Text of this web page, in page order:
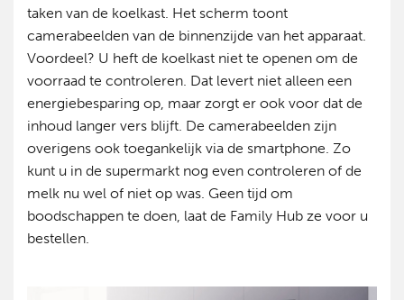
taken van de koelkast. Het scherm toont
camerabeelden van de binnenzijde van het apparaat.
Voordeel? U heft de koelkast niet te openen om de
voorraad te controleren. Dat levert niet alleen een
energiebesparing op, maar zorgt er ook voor dat de
inhoud langer vers blijft. De camerabeelden zijn
overigens ook toegankelijk via de smartphone. Zo
kunt u in de supermarkt nog even controleren of de
melk nu wel of niet op was. Geen tijd om
boodschappen te doen, laat de Family Hub ze voor u
bestellen.